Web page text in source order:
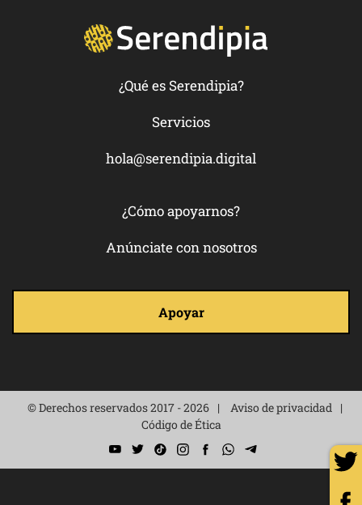
Apoyar
© Derechos reservados 2017 - 2026
Aviso de privacidad
Código de Ética